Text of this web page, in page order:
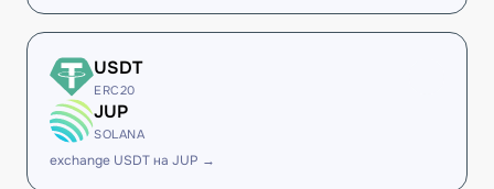
USDT
ERC20
JUP
SOLANA
exchange USDT на JUP →